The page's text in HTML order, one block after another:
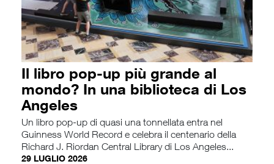
Il libro pop-up più grande al
mondo? In una biblioteca di Los
Angeles
Un libro pop-up di quasi una tonnellata entra nel
Guinness World Record e celebra il centenario della
Richard J. Riordan Central Library di Los Angeles...
29 LUGLIO 2026